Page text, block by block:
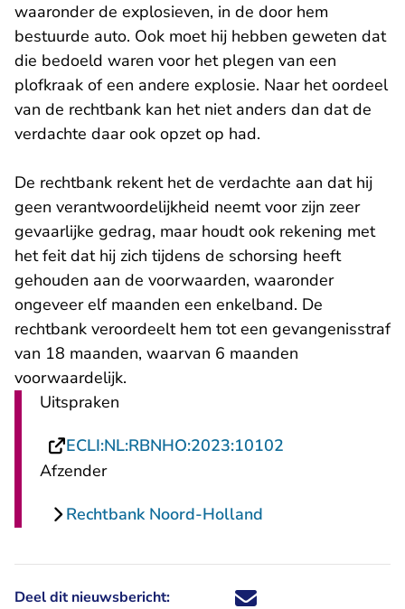
waaronder de explosieven, in de door hem
bestuurde auto. Ook moet hij hebben geweten dat
die bedoeld waren voor het plegen van een
plofkraak of een andere explosie. Naar het oordeel
van de rechtbank kan het niet anders dan dat de
verdachte daar ook opzet op had.
De rechtbank rekent het de verdachte aan dat hij
geen verantwoordelijkheid neemt voor zijn zeer
gevaarlijke gedrag, maar houdt ook rekening met
het feit dat hij zich tijdens de schorsing heeft
gehouden aan de voorwaarden, waaronder
ongeveer elf maanden een enkelband. De
rechtbank veroordeelt hem tot een gevangenisstraf
van 18 maanden, waarvan 6 maanden
voorwaardelijk.
Uitspraken
ECLI:NL:RBNHO:2023:10102
Afzender
Rechtbank Noord-Holland
Deel dit nieuwsbericht: Deel dit nieuwsbericht via X -
Deel dit nieuwsbericht via
Deel dit nieuwsbericht
Deel dit